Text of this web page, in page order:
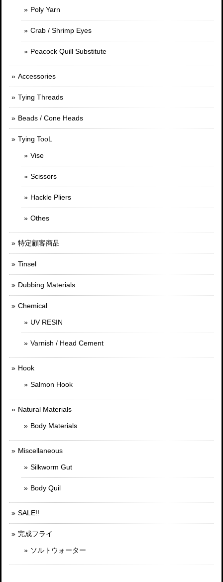
Poly Yarn
Crab / Shrimp Eyes
Peacock Quill Substitute
Accessories
Tying Threads
Beads / Cone Heads
Tying TooL
Vise
Scissors
Hackle Pliers
Othes
特定顧客商品
Tinsel
Dubbing Materials
Chemical
UV RESIN
Varnish / Head Cement
Hook
Salmon Hook
Natural Materials
Body Materials
Miscellaneous
Silkworm Gut
Body Quil
SALE!!
完成フライ
ソルトウォーター